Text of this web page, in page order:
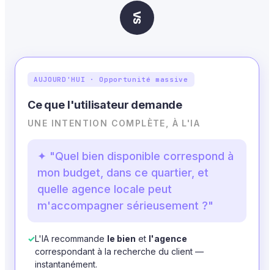
VS
AUJOURD'HUI · Opportunité massive
Ce que l'utilisateur demande
UNE INTENTION COMPLÈTE, À L'IA
✦ "Quel bien disponible correspond à
mon budget, dans ce quartier, et
quelle agence locale peut
m'accompagner sérieusement ?"
✓L'IA recommande le bien et l'agence
correspondant à la recherche du client —
instantanément.